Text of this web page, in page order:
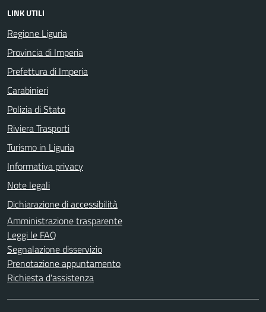
LINK UTILI
Regione Liguria
Provincia di Imperia
Prefettura di Imperia
Carabinieri
Polizia di Stato
Riviera Trasporti
Turismo in Liguria
Informativa privacy
Note legali
Dichiarazione di accessibilità
Amministrazione trasparente
Leggi le FAQ
Segnalazione disservizio
Prenotazione appuntamento
Richiesta d'assistenza